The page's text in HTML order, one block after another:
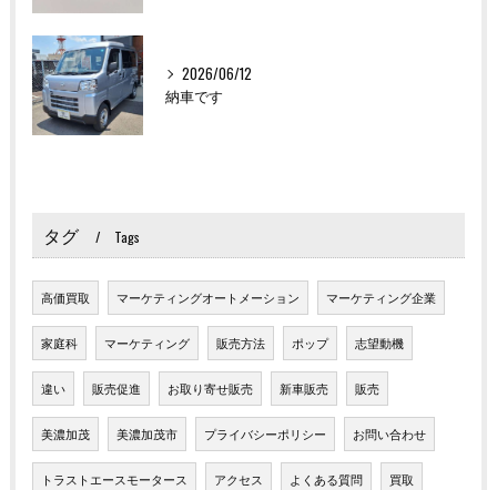
2026/06/12
納車です
タグ Tags
高価買取 マーケティングオートメーション マーケティング企業
家庭科 マーケティング 販売方法 ポップ 志望動機
違い 販売促進 お取り寄せ販売 新車販売 販売
美濃加茂 美濃加茂市 プライバシーポリシー お問い合わせ
トラストエースモータース アクセス よくある質問 買取